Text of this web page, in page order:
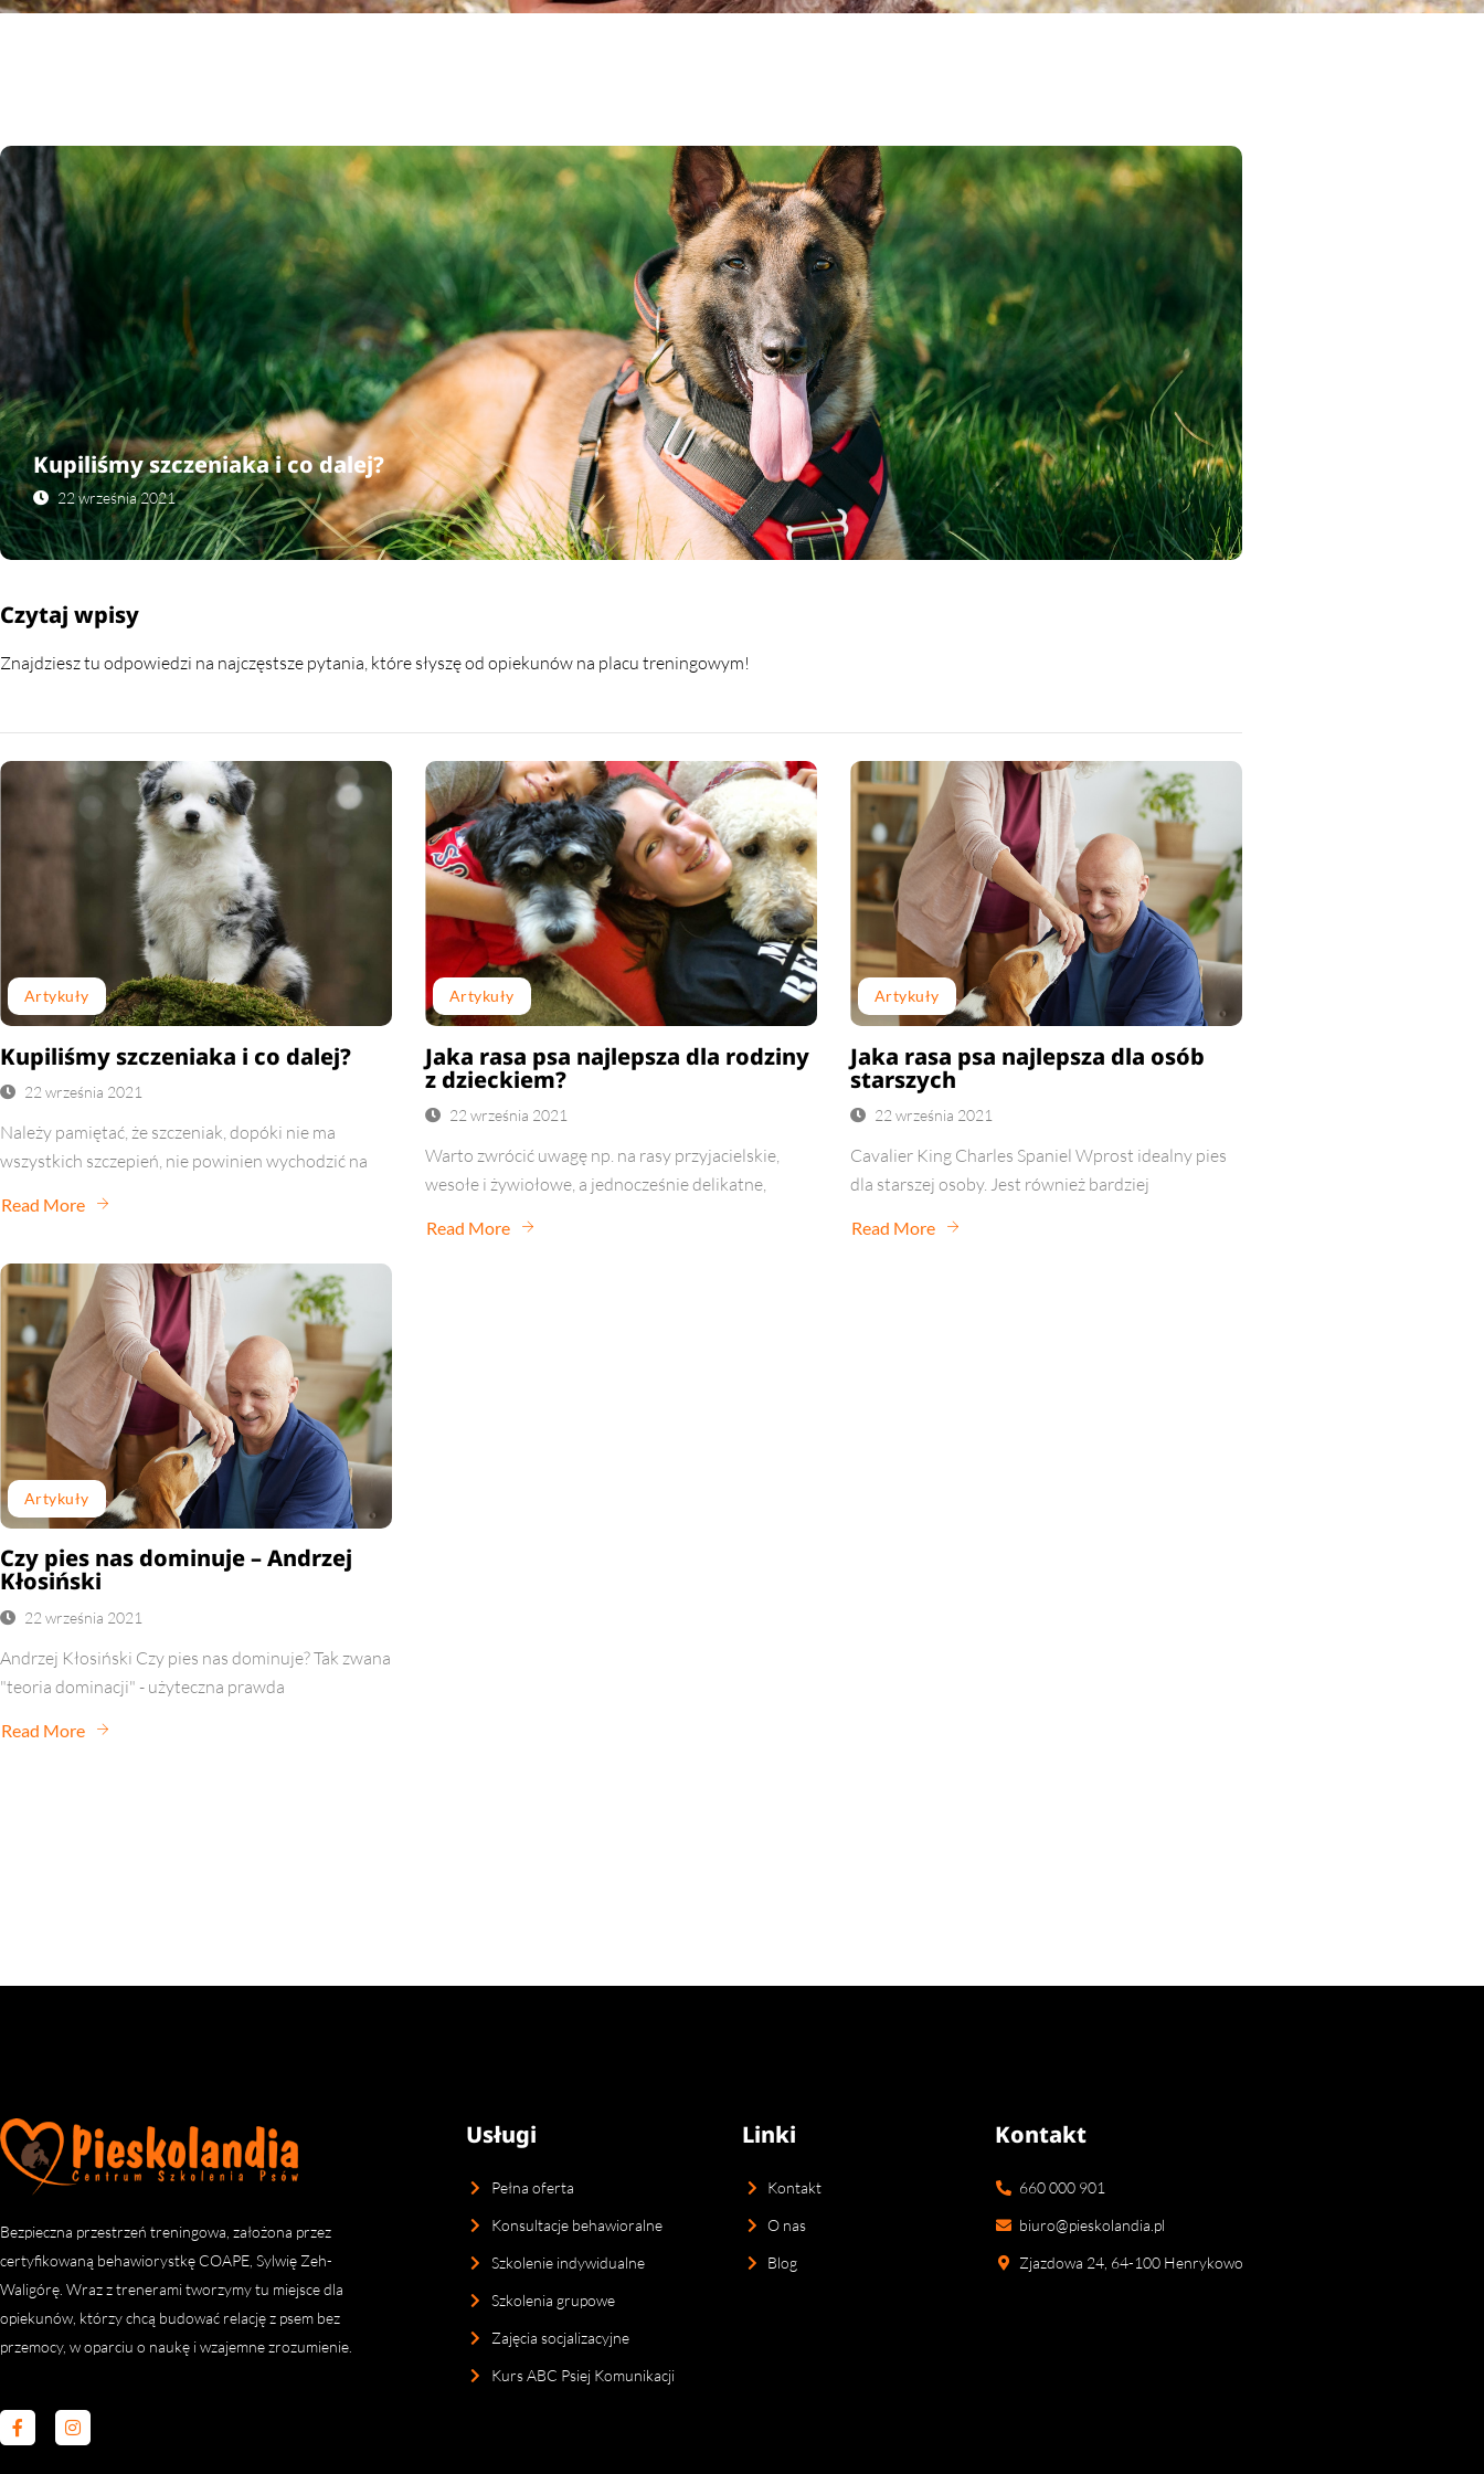
Kupiliśmy szczeniaka i co dalej?
22 września 2021
Czytaj wpisy
Znajdziesz tu odpowiedzi na najczęstsze pytania, które słyszę od opiekunów na placu treningowym!
Artykuły
Kupiliśmy szczeniaka i co dalej?
22 września 2021
Należy pamiętać, że szczeniak, dopóki nie ma
wszystkich szczepień, nie powinien wychodzić na
Read More
Artykuły
Jaka rasa psa najlepsza dla rodziny
z dzieckiem?
22 września 2021
Warto zwrócić uwagę np. na rasy przyjacielskie,
wesołe i żywiołowe, a jednocześnie delikatne,
Read More
Artykuły
Jaka rasa psa najlepsza dla osób
starszych
22 września 2021
Cavalier King Charles Spaniel Wprost idealny pies
dla starszej osoby. Jest również bardziej
Read More
Artykuły
Czy pies nas dominuje – Andrzej
Kłosiński
22 września 2021
Andrzej Kłosiński Czy pies nas dominuje? Tak zwana
"teoria dominacji" - użyteczna prawda
Read More
Bezpieczna przestrzeń treningowa, założona przez
certyfikowaną behawiorystkę COAPE, Sylwię Zeh-
Waligórę. Wraz z trenerami tworzymy tu miejsce dla
opiekunów, którzy chcą budować relację z psem bez
przemocy, w oparciu o naukę i wzajemne zrozumienie.
F
a
I
n
Usługi
Pełna oferta
Konsultacje behawioralne
Szkolenie indywidualne
Szkolenia grupowe
Zajęcia socjalizacyjne
Kurs ABC Psiej Komunikacji
Linki
Kontakt
O nas
Blog
Kontakt
660 000 901
biuro@pieskolandia.pl
Zjazdowa 24, 64-100 Henrykowo